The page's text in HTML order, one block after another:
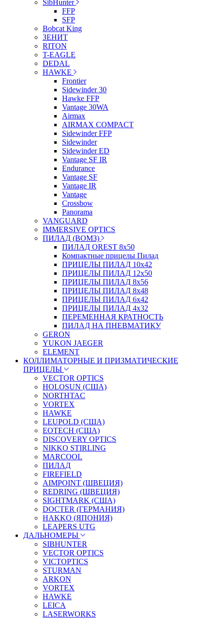
SibHunter
FFP
SFP
Bobcat King
ЗЕНИТ
RITON
T-EAGLE
DEDAL
HAWKE
Frontier
Sidewinder 30
Hawke FFP
Vantage 30WA
Airmax
AIRMAX COMPACT
Sidewinder FFP
Sidewinder
Sidewinder ED
Vantage SF IR
Endurance
Vantage SF
Vantage IR
Vantage
Crossbow
Panorama
VANGUARD
IMMERSIVE OPTICS
ПИЛАД (ВОМЗ)
ПИЛАД OREST 8х50
Компактные прицелы Пилад
ПРИЦЕЛЫ ПИЛАД 10х42
ПРИЦЕЛЫ ПИЛАД 12х50
ПРИЦЕЛЫ ПИЛАД 8х56
ПРИЦЕЛЫ ПИЛАД 8х48
ПРИЦЕЛЫ ПИЛАД 6х42
ПРИЦЕЛЫ ПИЛАД 4х32
ПЕРЕМЕННАЯ КРАТНОСТЬ
ПИЛАД НА ПНЕВМАТИКУ
GERON
YUKON JAEGER
ELEMENT
КОЛЛИМАТОРНЫЕ И ПРИЗМАТИЧЕСКИЕ
ПРИЦЕЛЫ
VECTOR OPTICS
HOLOSUN (США)
NORTHTAC
VORTEX
HAWKE
LEUPOLD (США)
EOTECH (США)
DISCOVERY OPTICS
NIKKO STIRLING
MARCOOL
ПИЛАД
FIREFIELD
AIMPOINT (ШВЕЦИЯ)
REDRING (ШВЕЦИЯ)
SIGHTMARK (США)
DOCTER (ГЕРМАНИЯ)
HAKKO (ЯПОНИЯ)
LEAPERS UTG
ДАЛЬНОМЕРЫ
SIBHUNTER
VECTOR OPTICS
VICTOPTICS
STURMAN
ARKON
VORTEX
HAWKE
LEICA
LASERWORKS